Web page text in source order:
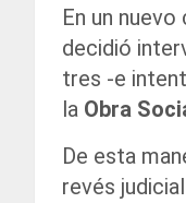
En un
decidió
tres -e
la Obra
De esta
revés